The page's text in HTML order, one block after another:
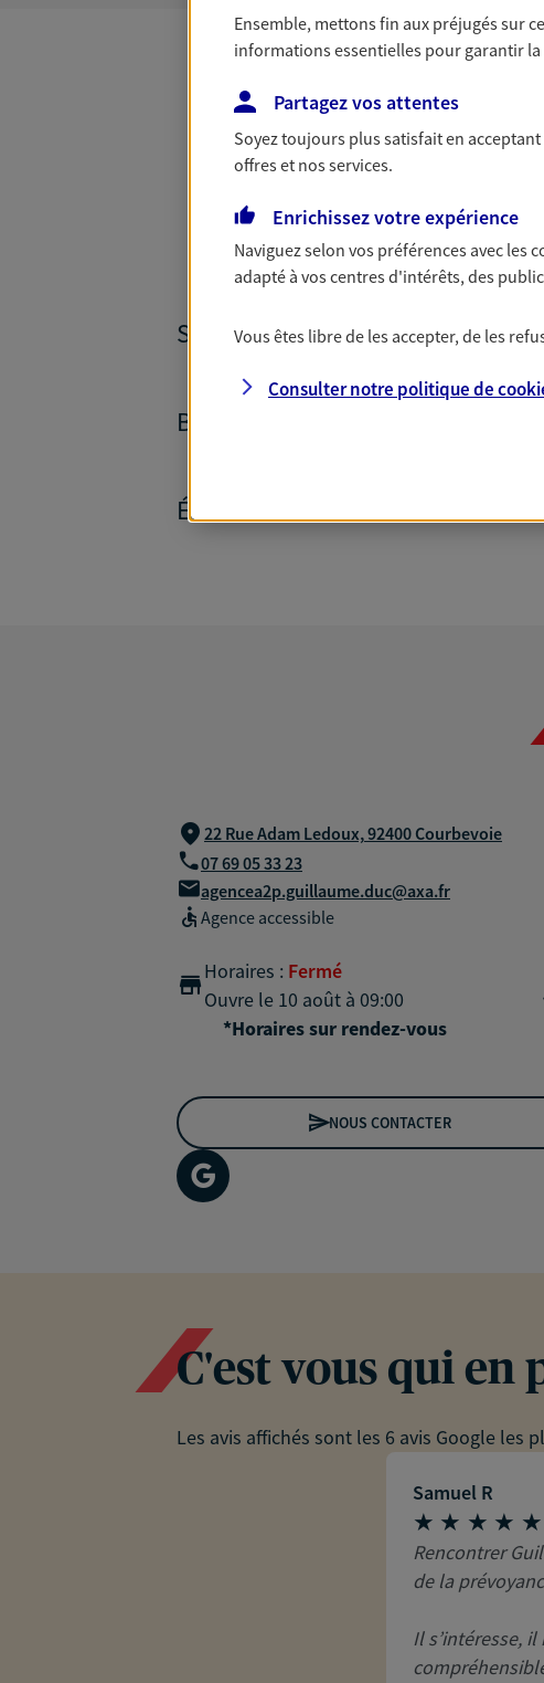
Toutes nos
SANTÉ ET PRÉVOYANCE
BANQUE ET CRÉDITS
ÉPARGNE ET RETRAITE
22 Rue Adam Ledoux,92400 Courbevoie
07 69 05 33 23
agencea2p.guillaume.duc@axa.fr
Agence accessible
Horaires : Fermé
Ouvre le 10 août à 09:00
*Horaires sur rendez-vous
NOUS CONTACTER
C'est vous qui en
Les avis affichés sont les 6 avis Google les
Samuel R
Rencontrer
de la
Il s’intéresse,
Ensemble, mettons fin aux préjugés sur
informations essentielles pour garantir la
Partagez vos attentes
Soyez toujours plus satisfait en acceptant
offres et nos services.
Enrichissez votre expérience
Naviguez selon vos préférences avec les
adapté à vos centres d'intérêts, des
Vous êtes libre de les accepter, de les
Consulter notre politique de